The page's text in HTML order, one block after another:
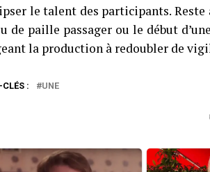
le talent des participants.
de paille passager ou le début
la production à redoubler de
: UNE